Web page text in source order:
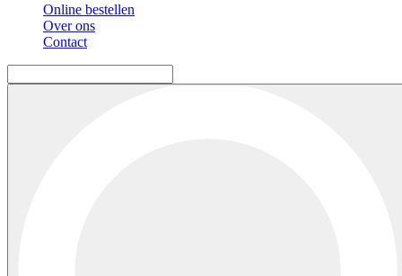
Online bestellen
Over ons
Contact